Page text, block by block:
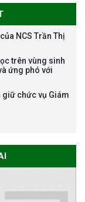
trình học
Việt Nam năm
NCS Trần Thị
trên vùng sinh
ứng phó với
giữ chức vụ Giám